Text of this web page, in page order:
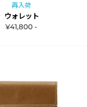
再入荷
ウォレット
¥41,800 -